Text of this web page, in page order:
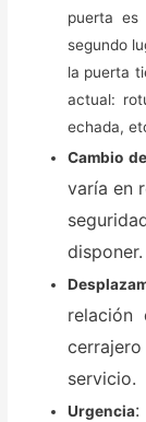
puerta es
segundo
la puerta
actual:
echada,
Cambio
varía en
disponer.
servicio.
Urgencia: